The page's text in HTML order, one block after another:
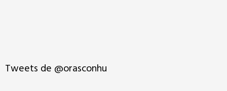
Tweets de @orasconhu